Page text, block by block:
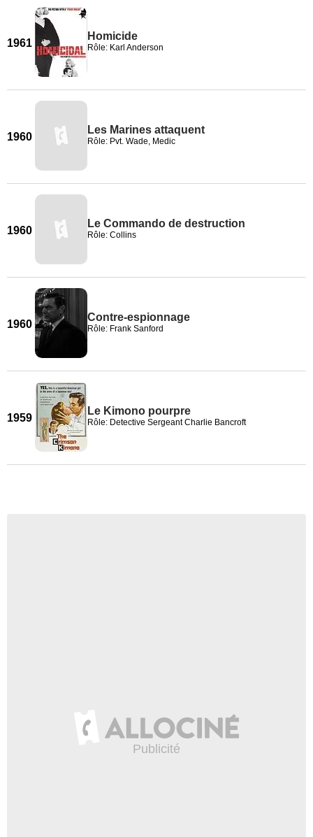
1961
Homicide
Rôle: Karl Anderson
1960
Les Marines attaquent
Rôle: Pvt. Wade, Medic
1960
Le Commando de destruction
Rôle: Collins
1960
Contre-espionnage
Rôle: Frank Sanford
1959
Le Kimono pourpre
Rôle: Detective Sergeant Charlie Bancroft